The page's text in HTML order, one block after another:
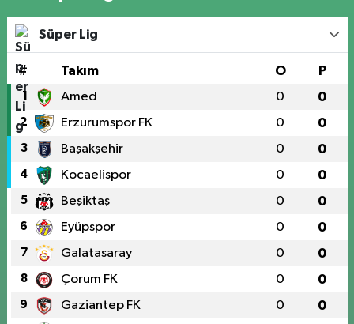
Süper Lig
# Takım O P
1 Amed 0 0
2 Erzurumspor FK 0 0
3 Başakşehir 0 0
4 Kocaelispor 0 0
5 Beşiktaş 0 0
6 Eyüpspor 0 0
7 Galatasaray 0 0
8 Çorum FK 0 0
9 Gaziantep FK 0 0